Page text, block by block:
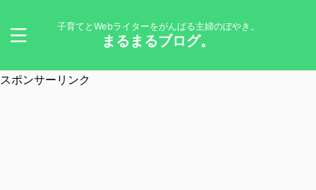
子育てとWebライターをがんばる主婦のぼやき。
まるまるブログ。
スポンサーリンク